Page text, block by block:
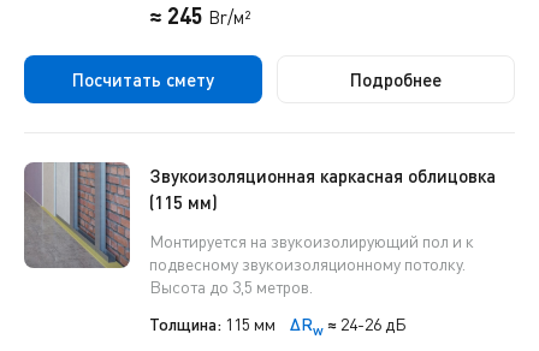
≈ 245 Br/м²
Посчитать смету Подробнее
Звукоизоляционная каркасная облицовка
(115 мм)
Монтируется на звукоизолирующий пол и к
подвесному звукоизоляционному потолку.
Высота до 3,5 метров.
Толщина: 115 мм ΔRw ≈ 24-26 дБ